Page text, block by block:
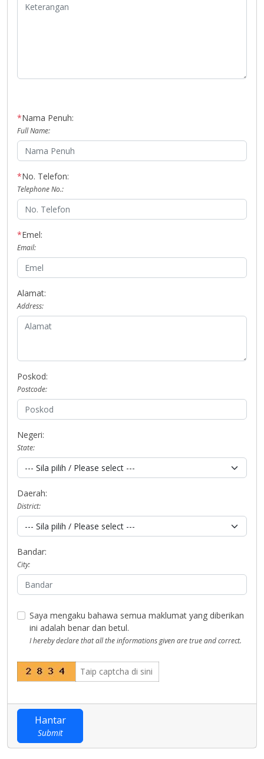
*Nama Penuh:
Full Name:
*No. Telefon:
Telephone No.:
*Emel:
Email:
Alamat:
Address:
Poskod:
Postcode:
Negeri:
State:
Daerah:
District:
Bandar:
City:
Saya mengaku bahawa semua maklumat yang diberikan
ini adalah benar dan betul.
I hereby declare that all the informations given are true and correct.
Hantar
Submit